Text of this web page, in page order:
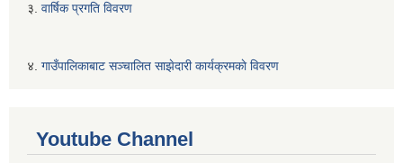
३. वार्षिक प्रगति विवरण
४. गाउँपालिकाबाट सञ्चालित साझेदारी कार्यक्रमकाे विवरण
Youtube Channel